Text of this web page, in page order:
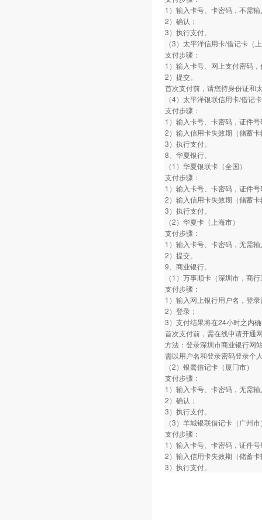
1）输入卡号、卡密码，不需
2）确认；
3）执行支付。
（3）太平洋信用卡/借记卡（
支付步骤：
1）输入卡号、网上支付密码
2）提交。
首次支付前，请您持身份证和
（4）太平洋银联信用卡/借记
支付步骤：
1）输入卡号、卡密码，证件
2）输入信用卡失效期（储蓄
3）执行支付。
8、华夏银行。
（1）华夏银联卡（全国）
支付步骤：
1）输入卡号、卡密码，证件
2）输入信用卡失效期（储蓄
3）执行支付。
（2）华夏卡（上海市）
支付步骤：
1）输入卡号、卡密码，无需
2）提交。
9、商业银行。
（1）万事顺卡（深圳市，商
支付步骤：
1）输入网上银行用户名，登
2）登录；
3）支付结果将在24小时之内
首次支付前，需在线申请开通
方法：登录深圳市商业银行网
需以用户名和登录密码登录个
（2）银鹭借记卡（厦门市）
支付步骤：
1）输入卡号、卡密码，无需
2）确认；
3）执行支付。
（3）羊城银联借记卡（广州
支付步骤：
1）输入卡号、卡密码，证件
2）输入信用卡失效期（储蓄
3）执行支付。